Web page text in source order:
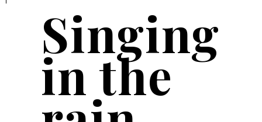
Singing
in the